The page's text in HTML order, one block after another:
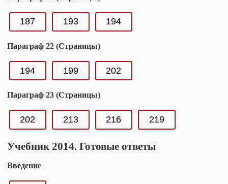
187 193 194
Параграф 22 (Страницы)
194 199 202
Параграф 23 (Страницы)
202 213 216 219
Учебник 2014. Готовые ответы
Введение